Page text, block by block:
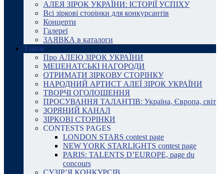
АЛЕЯ ЗІРОК УКРАЇНИ: ІСТОРІЇ УСПІХУ
Всі зіркові сторінки для конкурсантів
Концерти
Галереї
ЗАЯВКА в каталоги
Також
Про АЛЕЮ ЗІРОК УКРАЇНИ
МЕЦЕНАТСЬКІ НАГОРОДИ
ОТРИМАТИ ЗІРКОВУ СТОРІНКУ
НАРОДНИЙ АРТИСТ АЛЕЇ ЗІРОК УКРАЇНИ
ТВОРЧІ ОГОЛОШЕННЯ
ПРОСУВАННЯ ТАЛАНТІВ: Україна, Європа, світ
ЗОРЯНИЙ КАНАЛ
ЗІРКОВІ СТОРІНКИ
CONTESTS PAGES
LONDON STARS contest page
NEW YORK STARLIGHTS contest page
PARIS: TALENTS D’EUROPE, page du
concours
СУЗІР’Я КОНКУРСІВ